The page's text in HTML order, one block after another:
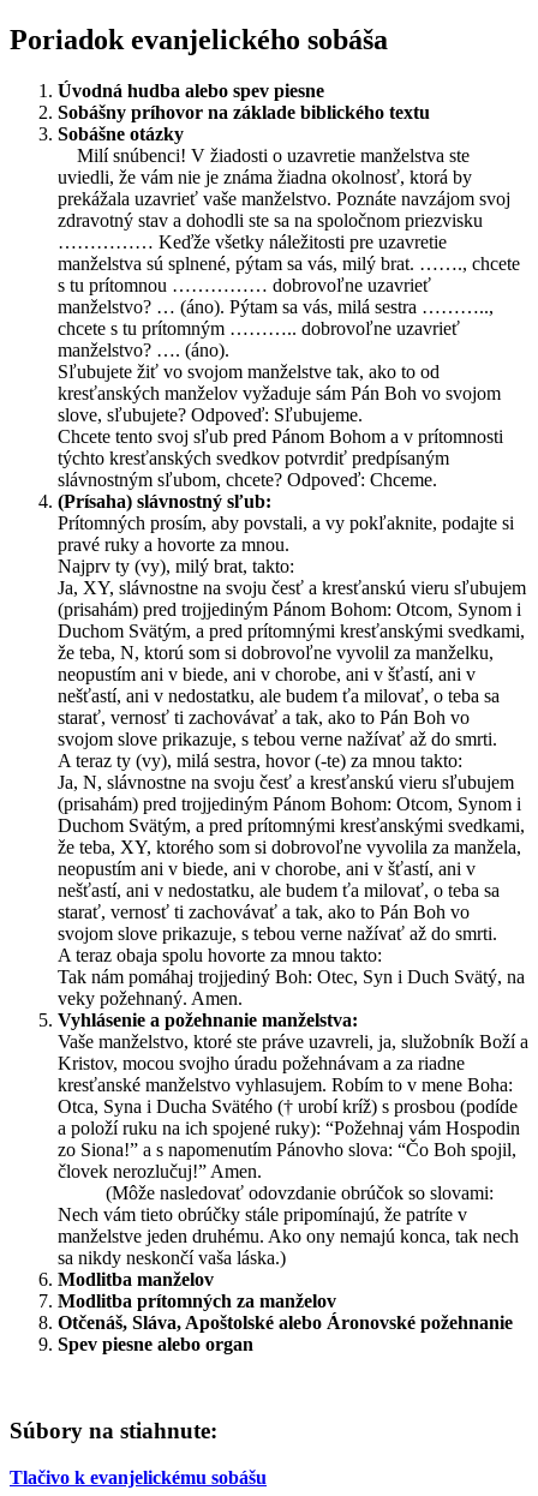
Poriadok evanjelického sobáša
Úvodná hudba alebo spev piesne
Sobášny príhovor na základe biblického textu
Sobášne otázky
Milí snúbenci! V žiadosti o uzavretie manželstva ste
uviedli, že vám nie je známa žiadna okolnosť, ktorá by
prekážala uzavrieť vaše manželstvo. Poznáte navzájom svoj
zdravotný stav a dohodli ste sa na spoločnom priezvisku
…………… Keďže všetky náležitosti pre uzavretie
manželstva sú splnené, pýtam sa vás, milý brat. ……., chcete
s tu prítomnou …………… dobrovoľne uzavrieť
manželstvo? … (áno). Pýtam sa vás, milá sestra ………..,
chcete s tu prítomným ……….. dobrovoľne uzavrieť
manželstvo? …. (áno).
Sľubujete žiť vo svojom manželstve tak, ako to od
kresťanských manželov vyžaduje sám Pán Boh vo svojom
slove, sľubujete? Odpoveď: Sľubujeme.
Chcete tento svoj sľub pred Pánom Bohom a v prítomnosti
týchto kresťanských svedkov potvrdiť predpísaným
slávnostným sľubom, chcete? Odpoveď: Chceme.
(Prísaha) slávnostný sľub:
Prítomných prosím, aby povstali, a vy pokľaknite, podajte si
pravé ruky a hovorte za mnou.
Najprv ty (vy), milý brat, takto:
Ja, XY, slávnostne na svoju česť a kresťanskú vieru sľubujem
(prisahám) pred trojjediným Pánom Bohom: Otcom, Synom i
Duchom Svätým, a pred prítomnými kresťanskými svedkami,
že teba, N, ktorú som si dobrovoľne vyvolil za manželku,
neopustím ani v biede, ani v chorobe, ani v šťastí, ani v
nešťastí, ani v nedostatku, ale budem ťa milovať, o teba sa
starať, vernosť ti zachovávať a tak, ako to Pán Boh vo
svojom slove prikazuje, s tebou verne nažívať až do smrti.
A teraz ty (vy), milá sestra, hovor (-te) za mnou takto:
Ja, N, slávnostne na svoju česť a kresťanskú vieru sľubujem
(prisahám) pred trojjediným Pánom Bohom: Otcom, Synom i
Duchom Svätým, a pred prítomnými kresťanskými svedkami,
že teba, XY, ktorého som si dobrovoľne vyvolila za manžela,
neopustím ani v biede, ani v chorobe, ani v šťastí, ani v
nešťastí, ani v nedostatku, ale budem ťa milovať, o teba sa
starať, vernosť ti zachovávať a tak, ako to Pán Boh vo
svojom slove prikazuje, s tebou verne nažívať až do smrti.
A teraz obaja spolu hovorte za mnou takto:
Tak nám pomáhaj trojjediný Boh: Otec, Syn i Duch Svätý, na
veky požehnaný. Amen.
Vyhlásenie a požehnanie manželstva:
Vaše manželstvo, ktoré ste práve uzavreli, ja, služobník Boží a
Kristov, mocou svojho úradu požehnávam a za riadne
kresťanské manželstvo vyhlasujem. Robím to v mene Boha:
Otca, Syna i Ducha Svätého († urobí kríž) s prosbou (podíde
a položí ruku na ich spojené ruky): “Požehnaj vám Hospodin
zo Siona!” a s napomenutím Pánovho slova: “Čo Boh spojil,
človek nerozlučuj!” Amen.
(Môže nasledovať odovzdanie obrúčok so slovami:
Nech vám tieto obrúčky stále pripomínajú, že patríte v
manželstve jeden druhému. Ako ony nemajú konca, tak nech
sa nikdy neskončí vaša láska.)
Modlitba manželov
Modlitba prítomných za manželov
Otčenáš, Sláva, Apoštolské alebo Áronovské požehnanie
Spev piesne alebo organ
Súbory na stiahnute:
Tlačivo k evanjelickému sobášu